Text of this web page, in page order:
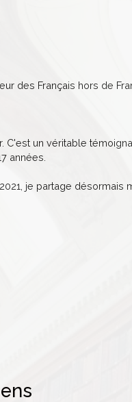
des Français hors de
un véritable
années.
je partage désormais